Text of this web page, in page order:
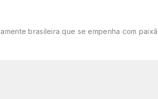
brasileira que se empenha com